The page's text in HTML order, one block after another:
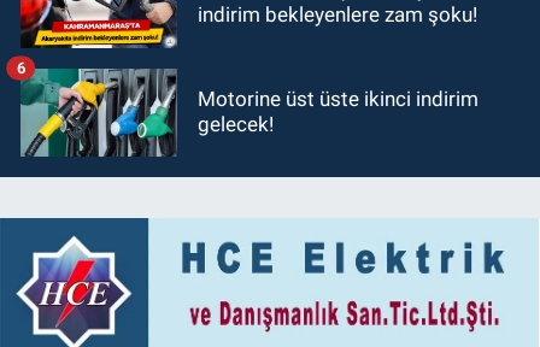
indirim bekleyenlere zam şoku!
Motorine üst üste ikinci indirim
gelecek!
6